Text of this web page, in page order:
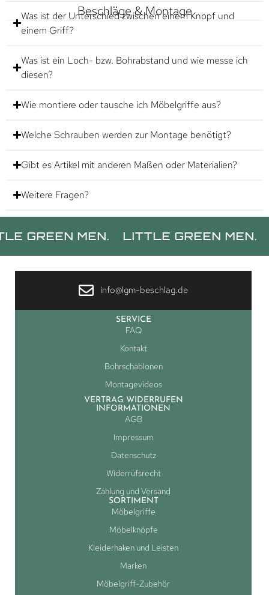
Beschläge & Montage
Was ist der Unterschied zwischen einem Knopf und
einem Griff?
Was ist ein Loch- bzw. Bohrabstand und wie messe ich
diesen?
Wie montiere oder tausche ich Möbelgriffe aus?
Welche Schrauben werden zur Montage benötigt?
Gibt es Artikel mit anderen Maßen oder Materialien?
Weitere Fragen?
MEN. LITTLE GREEN MEN.
info@lgm-beschlag.de
SERVICE
FAQ
Kontakt
Bohrschablonen
Montagevideos
VERTRAG WIDERRUFEN
INFORMATIONEN
AGB
Impressum
Datenschutz
Widerrufsrecht
Zahlung und Versand
SORTIMENT
Möbelgriffe
Möbelknöpfe
Kleiderhaken und Leisten
Marken
Möbelgriff-Zubehör